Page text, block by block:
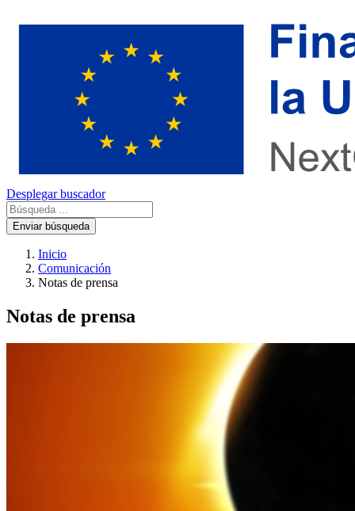
Desplegar buscador
Enviar búsqueda
Inicio
Comunicación
Notas de prensa
Notas de prensa